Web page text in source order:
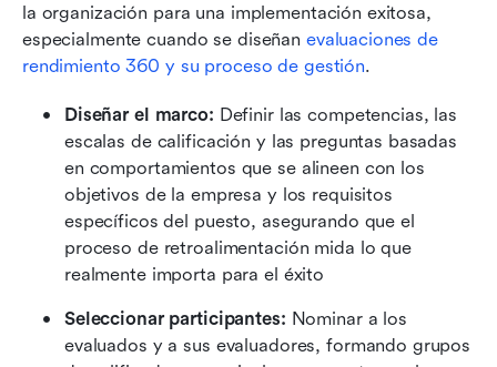
la organización para una implementación exitosa,
especialmente cuando se diseñan evaluaciones de
rendimiento 360 y su proceso de gestión.
Diseñar el marco: Definir las competencias, las
escalas de calificación y las preguntas basadas
en comportamientos que se alineen con los
objetivos de la empresa y los requisitos
específicos del puesto, asegurando que el
proceso de retroalimentación mida lo que
realmente importa para el éxito
Seleccionar participantes: Nominar a los
evaluados y a sus evaluadores, formando grupos